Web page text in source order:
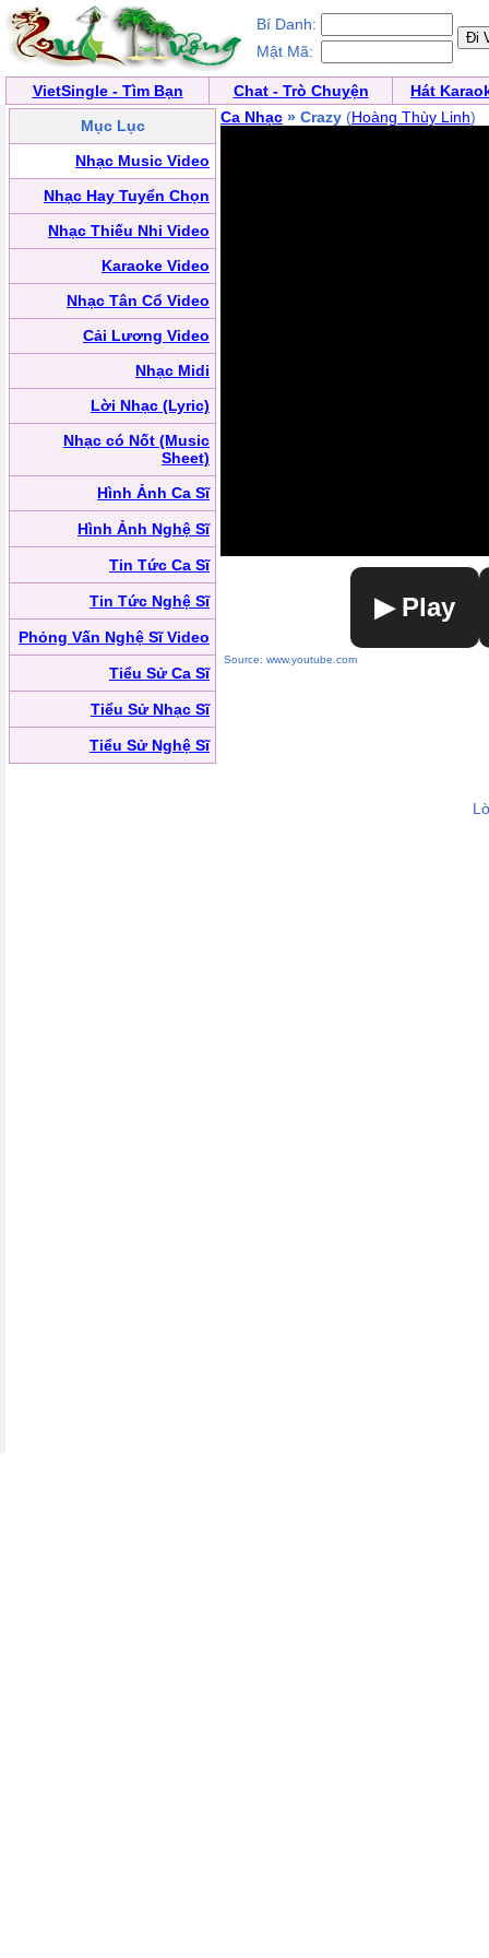
Bí Danh:
Mật Mã:
VietSingle - Tìm Bạn Chat - Trò Chuyện
Hát
Mục Lục
Nhạc Music Video
Nhạc Hay Tuyển Chọn
Nhạc Thiếu Nhi Video
Karaoke Video
Nhạc Tân Cổ Video
Cải Lương Video
Nhạc Midi
Lời Nhạc (Lyric)
Nhạc có Nốt (Music
Sheet)
Hình Ảnh Ca Sĩ
Hình Ảnh Nghệ Sĩ
Tin Tức Ca Sĩ
Tin Tức Nghệ Sĩ
Phỏng Vấn Nghệ Sĩ Video
Tiểu Sử Ca Sĩ
Tiểu Sử Nhạc Sĩ
Tiểu Sử Nghệ Sĩ
Ca Nhạc » Crazy (Hoàng Thùy Linh)
▶ Play
Source: www.youtube.com